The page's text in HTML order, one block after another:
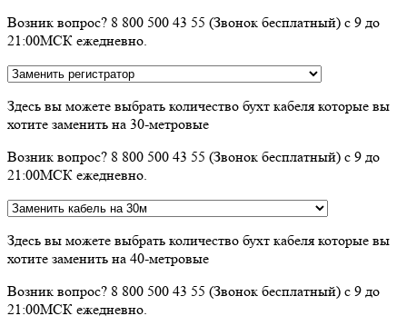
Возник вопрос? 8 800 500 43 55 (Звонок бесплатный) с 9 до
21:00МСК ежедневно.
Здесь вы можете выбрать количество бухт кабеля которые вы
хотите заменить на 30-метровые
Возник вопрос? 8 800 500 43 55 (Звонок бесплатный) с 9 до
21:00МСК ежедневно.
Здесь вы можете выбрать количество бухт кабеля которые вы
хотите заменить на 40-метровые
Возник вопрос? 8 800 500 43 55 (Звонок бесплатный) с 9 до
21:00МСК ежедневно.